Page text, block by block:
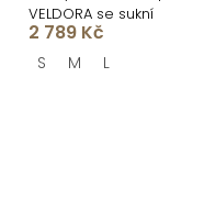
VELDORA se sukní
2 789 Kč
S M L